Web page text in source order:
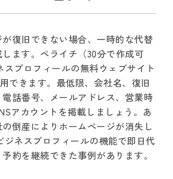
復旧できない場合、一時的な代替
ます。ペライチ（30分で作成可
スプロフィールの無料ウェブサイト
できます。最低限、会社名、復旧
話番号、メールアドレス、営業時
アカウントを掲載しましょう。あ
倒産によりホームページが消失し
ジネスプロフィールの機能で即日代
約を継続できた事例があります。